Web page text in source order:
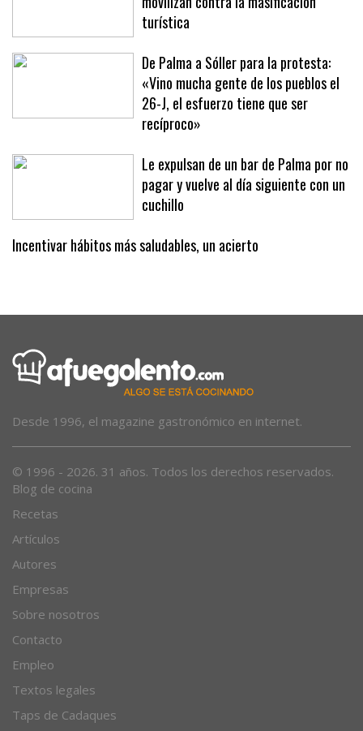
Sóller dice basta: 2.500 personas se
movilizan contra la masificación
turística
De Palma a Sóller para la protesta:
«Vino mucha gente de los pueblos el
26-J, el esfuerzo tiene que ser
recíproco»
Le expulsan de un bar de Palma por no
pagar y vuelve al día siguiente con un
cuchillo
Blog de cocina
Recetas
Artículos
Autores
Empresas
Sobre nosotros
Contacto
Empleo
Textos legales